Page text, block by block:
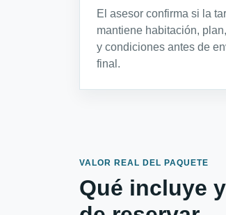
El asesor confirma si la
mantiene habitación,
y condiciones antes de
final.
VALOR REAL DEL PAQUETE
Qué incluye